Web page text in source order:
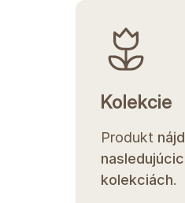
Kolekcie
Produkt
kolekciách.